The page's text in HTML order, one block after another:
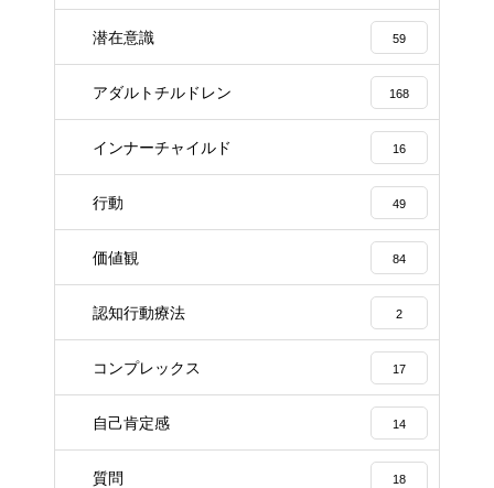
潜在意識 59
アダルトチルドレン 168
インナーチャイルド 16
行動 49
価値観 84
認知行動療法 2
コンプレックス 17
自己肯定感 14
質問 18